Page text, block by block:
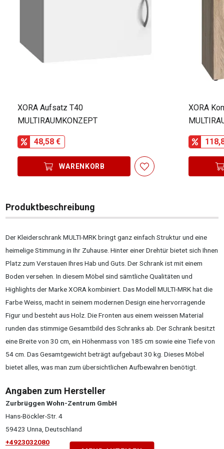
XORA Aufsatz T40
MULTIRAUMKONZEPT
48,58 €
WARENKORB
XORA
Produktbeschreibung
Der Kleiderschrank MULTI-MRK bringt ganz einfach Struktur und eine
heimelige Stimmung in Ihr Zuhause. Hinter einer Drehtür bietet sich Ihnen
Platz zum Verstauen Ihres Hab und Guts. Der Schrank ist mit einem
Boden versehen. In diesem Möbel sind sämtliche Qualitäten und
Highlights der Marke XORA kombiniert. Das Modell MULTI-MRK hat die
Farbe Weiss, macht in seinem modernen Design eine hervorragende
Figur und besteht aus Holz. Die Fronten aus einem weissen Material
runden das stimmige Gesamtbild des Schranks ab. Der Schrank besitzt
eine Breite von 30 cm, ein Höhenmass von 185 cm sowie eine Tiefe von
54 cm. Das Gesamtgewicht beträgt aufgebaut 30 kg. Dieses Möbel
bietet alles, was man zum übersichtlichen Aufbewahren benötigt.
Angaben zum Hersteller
Zurbrüggen Wohn-Zentrum GmbH
Hans-Böckler-Str. 4
59423 Unna, Deutschland
+4923032080